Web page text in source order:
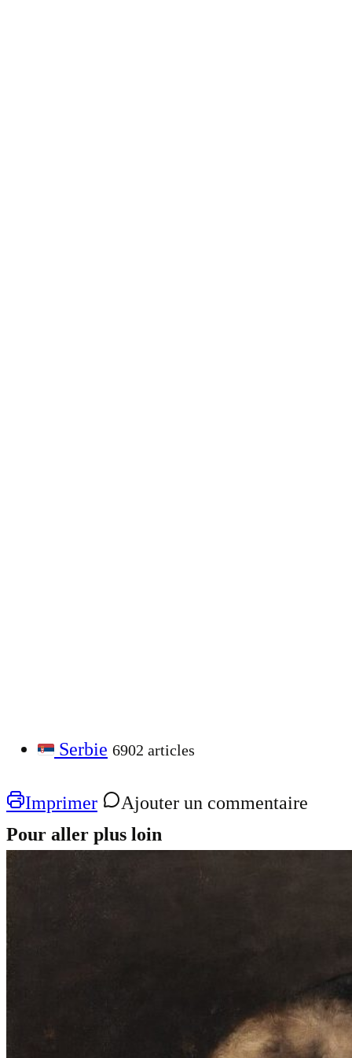
Serbie 6902 articles
Imprimer
Ajouter un commentaire
Pour aller plus loin